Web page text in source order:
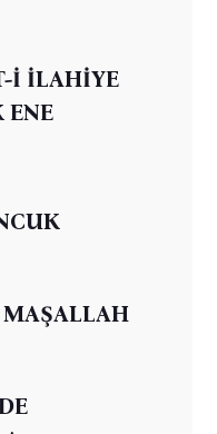
İ İLAHİYE
ENE
MAŞALLAH